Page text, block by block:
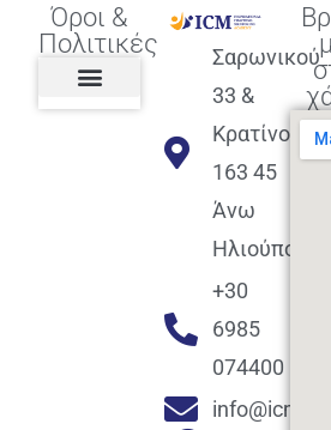
Όροι &
Πολιτικές
Σαρωνικού
33 &
Κρατίνου
163 45
Άνω
Ηλιούπολη
+30
6985
074400